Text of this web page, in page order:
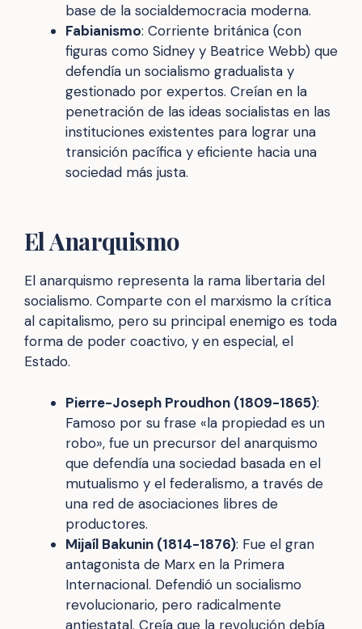
base de la socialdemocracia moderna.
Fabianismo: Corriente británica (con
figuras como Sidney y Beatrice Webb) que
defendía un socialismo gradualista y
gestionado por expertos. Creían en la
penetración de las ideas socialistas en las
instituciones existentes para lograr una
transición pacífica y eficiente hacia una
sociedad más justa.
El Anarquismo
El anarquismo representa la rama libertaria del
socialismo. Comparte con el marxismo la crítica
al capitalismo, pero su principal enemigo es toda
forma de poder coactivo, y en especial, el
Estado.
Pierre-Joseph Proudhon (1809-1865):
Famoso por su frase «la propiedad es un
robo», fue un precursor del anarquismo
que defendía una sociedad basada en el
mutualismo y el federalismo, a través de
una red de asociaciones libres de
productores.
Mijaíl Bakunin (1814-1876): Fue el gran
antagonista de Marx en la Primera
Internacional. Defendió un socialismo
revolucionario, pero radicalmente
antiestatal. Creía que la revolución debía